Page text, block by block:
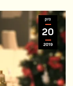
pro
20
2019